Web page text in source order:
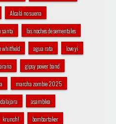
Alcalá no suena
santa las noches de sementales
whitfield agua rata love yi
gipsy power band
marcha zombie 2025
asamblea
krunch! bombartaker